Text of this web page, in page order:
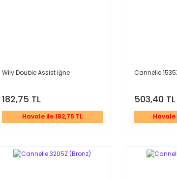
Wily Double Assist İğne
182,75 TL
Havale ile 182,75 TL
Cannelle
503,40 TL
Havale